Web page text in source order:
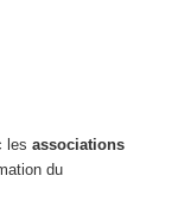
les associations
du